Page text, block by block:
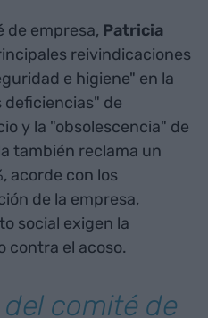
de empresa, Patricia
reivindicaciones
e higiene" en la
deficiencias" de
y la "obsolescencia" de
también reclama un
acorde con los
de la empresa,
social exigen la
contra el acoso.
comité de